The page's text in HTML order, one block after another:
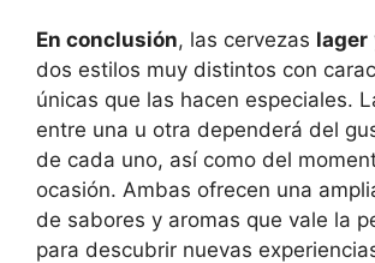
En conclusión, las cervezas lager
dos estilos muy distintos con
únicas que las hacen especiales.
entre una u otra dependerá del
de cada uno, así como del
ocasión. Ambas ofrecen una
de sabores y aromas que vale la
para descubrir nuevas